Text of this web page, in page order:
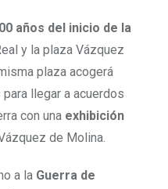
años del inicio de la
y la plaza Vázquez
plaza acogerá
llegar a acuerdos
con una exhibición
de Molina.
a la Guerra de